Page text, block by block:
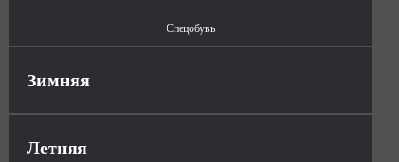
Спецобувь
Зимняя
Летняя